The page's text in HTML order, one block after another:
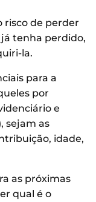
risco de perder
tenha perdido,
la.
para a
por
e
sejam as
idade,
as próximas
qual é o